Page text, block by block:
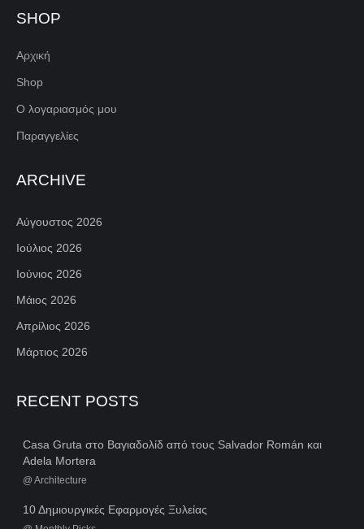
SHOP
Αρχική
Shop
Ο λογαριασμός μου
Παραγγελίες
ARCHIVE
Αύγουστος 2026
Ιούλιος 2026
Ιούνιος 2026
Μάιος 2026
Απρίλιος 2026
Μάρτιος 2026
RECENT POSTS
Casa Gruta στο Βαγιαδολίδ από τους Salvador Román και
Adela Mortera
@ Architecture
10 Δημιουργικές Εφαρμογές Ξυλείας